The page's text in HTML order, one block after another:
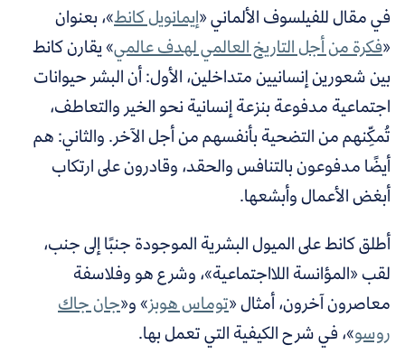
في مقال للفيلسوف الألماني «إيمانويل كانط»،بعنوان
«فكرة من أجل التاريخ العالمي لهدف عالمي»يقارن كانط
بين شعورين إنسانيين متداخلين، الأول: أن البشر حيوانات
اجتماعية مدفوعة بنزعة إنسانية نحو الخير والتعاطف،
تُمكِّنهم من التضحية بأنفسهم من أجل الآخر. والثاني: هم
أيضًا مدفوعون بالتنافس والحقد، وقادرون على ارتكاب
أبغض الأعمال وأبشعها.
أطلق كانط على الميول البشرية الموجودة جنبًا إلى جنب،
لقب «المؤانسة اللااجتماعية»، وشرع هو وفلاسفة
معاصرون آخرون، أمثال «توماس هوبز»و«جان جاك
روسو»، في شرح الكيفية التي تعمل بها.